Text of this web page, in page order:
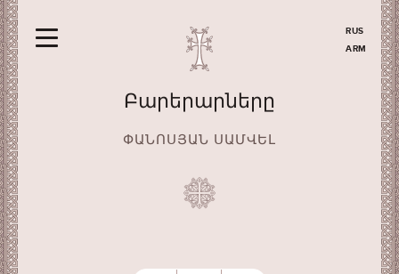
RUS
ARM
Բարերարները
ՓԱՆՈՍՅԱՆ ՍԱՄՎԵԼ